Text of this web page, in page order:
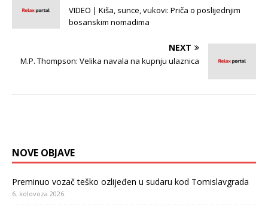
VIDEO | Kiša, sunce, vukovi: Priča o poslijednjim
bosanskim nomadima
NEXT
M.P. Thompson: Velika navala na kupnju ulaznica
NOVE OBJAVE
Preminuo vozač teško ozlijeđen u sudaru kod Tomislavgrada
6. kolovoza 2026.